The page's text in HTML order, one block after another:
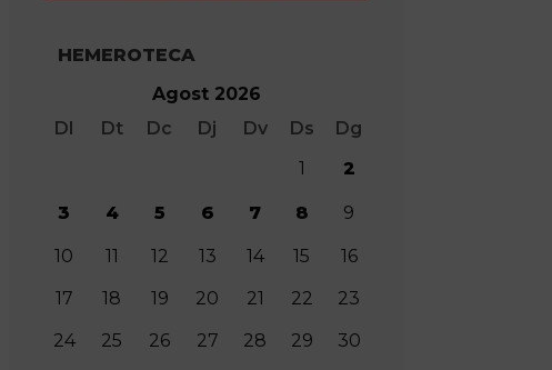
HEMEROTECA
Agost 2026
Dl
Dt Dc Dj Dv Ds
Dg
1
2
3 4 5 6 7 8 9
10 11 12 13 14 15
16
17
18 19 20 21 22
23
24
25 26 27 28 29
30